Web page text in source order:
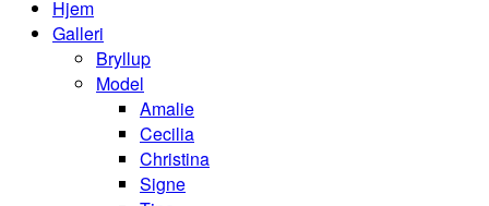
Hjem
Galleri
Bryllup
Model
Amalie
Cecilia
Christina
Signe